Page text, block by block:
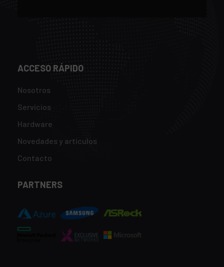
ACCESO RÁPIDO
Nosotros
Servicios
Hardware
Novedades y artículos
Contacto
PARTNERS